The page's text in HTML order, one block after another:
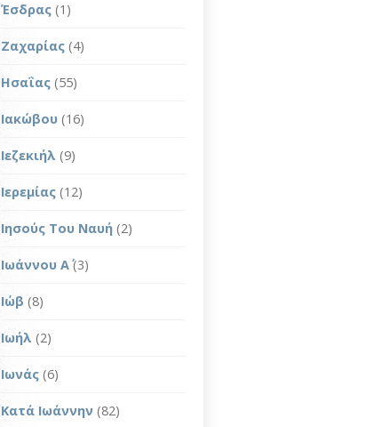
Έσδρας (1)
Ζαχαρίας (4)
Ησαΐας (55)
Ιακώβου (16)
Ιεζεκιήλ (9)
Ιερεμίας (12)
Ιησούς Του Ναυή (2)
Ιωάννου Α΄(3)
Ιώβ (8)
Ιωήλ (2)
Ιωνάς (6)
Κατά Ιωάννην (82)